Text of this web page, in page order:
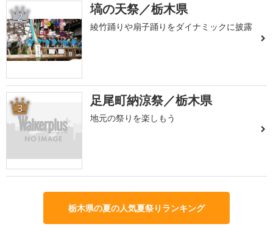
2 塙の天祭／栃木県
綾竹踊りや扇子踊りをダイナミックに披露
3 足尾町納涼祭／栃木県
地元の祭りを楽しもう
栃木県の夏の人気夏祭りランキング